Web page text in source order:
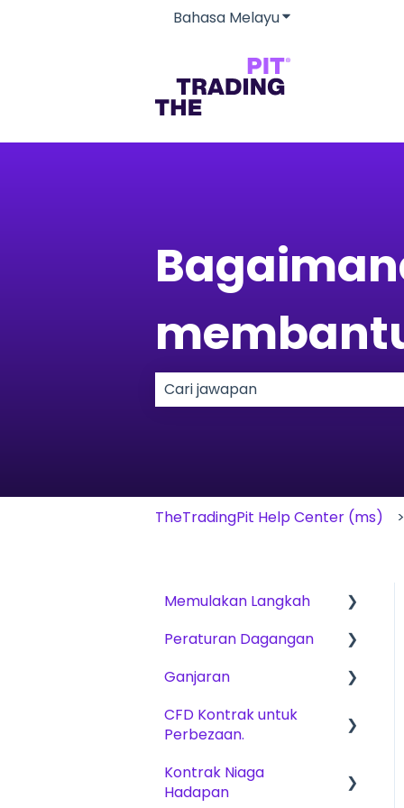
Bahasa MelayuTunjukkan
TheTradingPit Help Center (ms)
Memulakan Langkah
Cara Bermula
The Trading Pit –
Pembelian Akaun
Produk Dagangan
Peraturan Dagangan
Peraturan Asas untuk
Saham
Niaga hadapan
Ganjaran
Yuran
CFD Kontrak untuk
Perbezaan.
Produk Dagangan
Kontrak Niaga
Hadapan